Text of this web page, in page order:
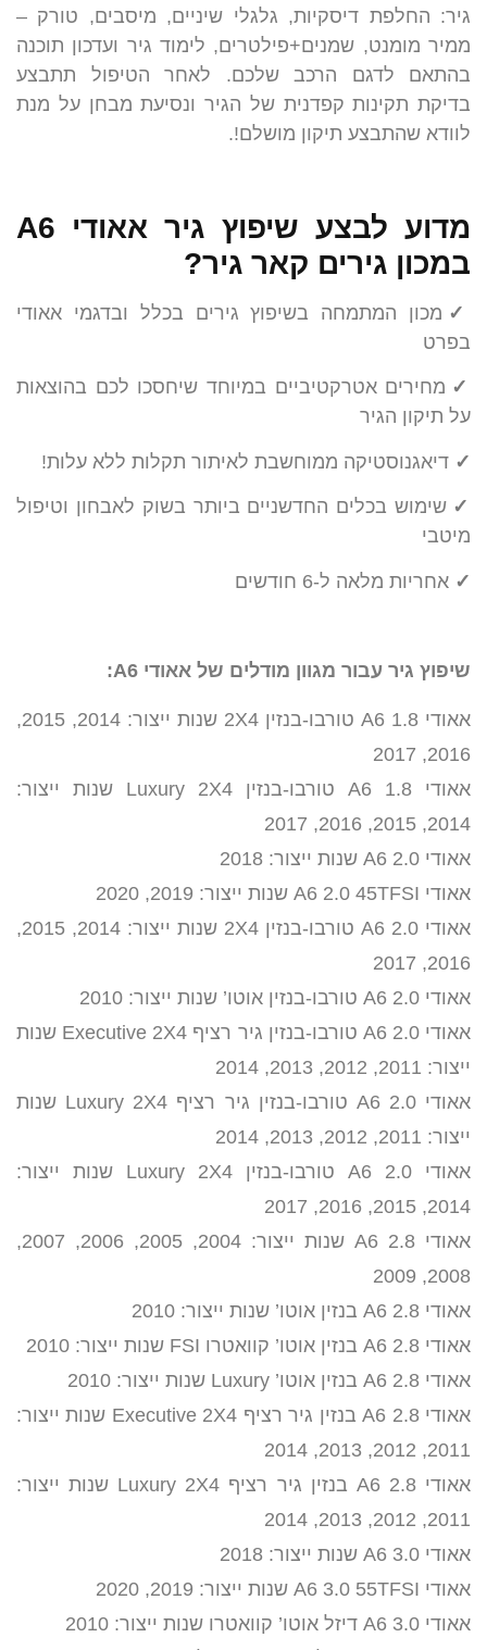
גיר: החלפת דיסקיות, גלגלי שיניים, מיסבים, טורק –
ממיר מומנט, שמנים+פילטרים, לימוד גיר ועדכון תוכנה
בהתאם לדגם הרכב שלכם. לאחר הטיפול תתבצע
בדיקת תקינות קפדנית של הגיר ונסיעת מבחן על מנת
לוודא שהתבצע תיקון מושלם!.
מדוע לבצע שיפוץ גיר אאודי A6
במכון גירים קאר גיר?
✓ מכון המתמחה בשיפוץ גירים בכלל ובדגמי אאודי
בפרט
✓ מחירים אטרקטיביים במיוחד שיחסכו לכם בהוצאות
על תיקון הגיר
✓ דיאגנוסטיקה ממוחשבת לאיתור תקלות ללא עלות!
✓ שימוש בכלים החדשניים ביותר בשוק לאבחון וטיפול
מיטבי
✓ אחריות מלאה ל-6 חודשים
שיפוץ גיר עבור מגוון מודלים של אאודי A6:
אאודי A6 1.8 טורבו-בנזין 2X4 שנות ייצור: 2014, 2015,
2016, 2017
אאודי A6 1.8 טורבו-בנזין Luxury 2X4 שנות ייצור:
2014, 2015, 2016, 2017
אאודי A6 2.0 שנות ייצור: 2018
אאודי A6 2.0 45TFSI שנות ייצור: 2019, 2020
אאודי A6 2.0 טורבו-בנזין 2X4 שנות ייצור: 2014, 2015,
2016, 2017
אאודי A6 2.0 טורבו-בנזין אוטו’ שנות ייצור: 2010
אאודי A6 2.0 טורבו-בנזין גיר רציף Executive 2X4 שנות
ייצור: 2011, 2012, 2013, 2014
אאודי A6 2.0 טורבו-בנזין גיר רציף Luxury 2X4 שנות
ייצור: 2011, 2012, 2013, 2014
אאודי A6 2.0 טורבו-בנזין Luxury 2X4 שנות ייצור:
2014, 2015, 2016, 2017
אאודי A6 2.8 שנות ייצור: 2004, 2005, 2006, 2007,
2008, 2009
אאודי A6 2.8 בנזין אוטו’ שנות ייצור: 2010
אאודי A6 2.8 בנזין אוטו’ קוואטרו FSI שנות ייצור: 2010
אאודי A6 2.8 בנזין אוטו’ Luxury שנות ייצור: 2010
אאודי A6 2.8 בנזין גיר רציף Executive 2X4 שנות ייצור:
2011, 2012, 2013, 2014
אאודי A6 2.8 בנזין גיר רציף Luxury 2X4 שנות ייצור:
2011, 2012, 2013, 2014
אאודי A6 3.0 שנות ייצור: 2018
אאודי A6 3.0 55TFSI שנות ייצור: 2019, 2020
אאודי A6 3.0 דיזל אוטו’ קוואטרו שנות ייצור: 2010